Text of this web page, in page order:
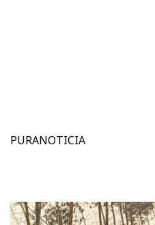
PURANOTICIA